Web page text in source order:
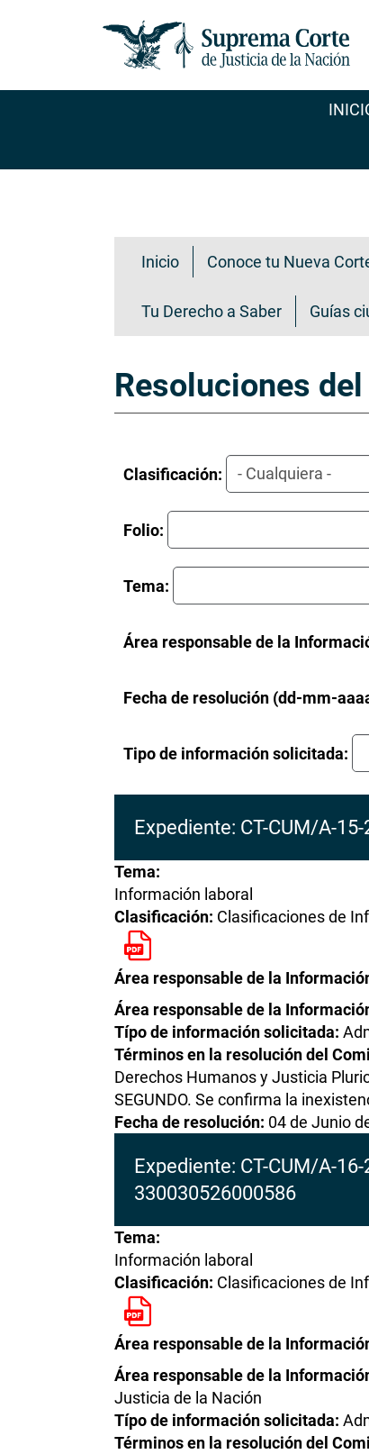
Transparencia ciudadana
Inicio Conoce tu Nueva
Tu Derecho a Saber Guías
Resoluciones
Clasificación:
Folio:
Tema:
Área responsable de la
Fecha de resolución (dd-mm-
Tipo de información solicitada:
Expediente: CT-CUM/A-
Tema:
Información laboral
Clasificación: Clasificaciones de
Área responsable de la
Área responsable de la
Típo de información solicitada:
Términos en la resolución del
Derechos Humanos y Justicia
SEGUNDO. Se confirma la
Fecha de resolución: 04 de Junio
Expediente: CT-CUM/A-
330030526000586
Tema:
Información laboral
Clasificación: Clasificaciones de
Área responsable de la
Área responsable de la
Justicia de la Nación
Típo de información solicitada:
Términos en la resolución del